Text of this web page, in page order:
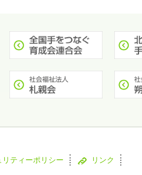
リティーポリシー リンク